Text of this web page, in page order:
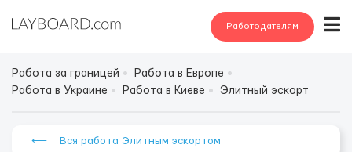
Работодателям
Работа за границей
Работа в Европе
Работа в Украине
Работа в Киеве Элитный эскорт
⟵ Вся работа Элитным эскортом